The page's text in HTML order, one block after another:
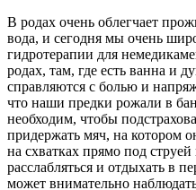
В родах очень облегчает
вода, и сегодня мы очень
гидротерапии для
родах, там, где есть ванна и
справляются с болью и
что наши предки рожали в
необходим, чтобы
придержать мяч, на котором
на схватках прямо под
расслабляться и отдыхать в
может внимательно